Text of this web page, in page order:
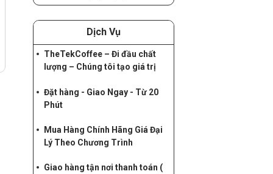
Dịch Vụ
TheTekCoffee – Đi đầu chất
lượng – Chúng tôi tạo giá trị
Đặt hàng - Giao Ngay - Từ 20
Phút
Mua Hàng Chính Hãng Giá Đại
Lý Theo Chương Trình
Giao hàng tận nơi thanh toán (